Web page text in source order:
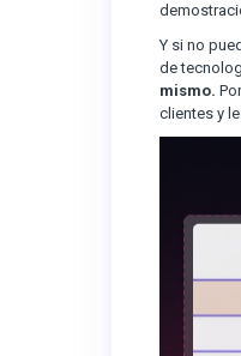
Y si no
de
mismo.
clientes y